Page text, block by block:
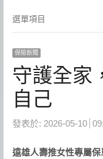
選
項
目
選單項目
保險新聞
守護全家
自己
發表於: 2026-05-10
遠雄人壽推女性專屬